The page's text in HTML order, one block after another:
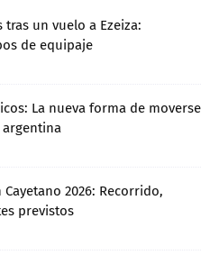
tras un vuelo a Ezeiza:
de equipaje
La nueva forma de moverse
Cayetano 2026: Recorrido,
previstos